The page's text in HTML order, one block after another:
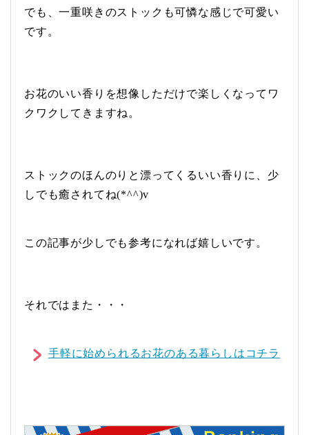
でも、一重咲きのストックも可憐な感じで可愛い
です。
お花のいい香りを想像しただけで楽しくなってワ
クワクしてきますね。
ストックのほんのりと漂ってくるいい香りに、少
しでも癒されてね(*^^)v
この記事が少しでも参考になれば嬉しいです。
それではまた・・・
手軽に始められるお花のある暮らしはコチラ